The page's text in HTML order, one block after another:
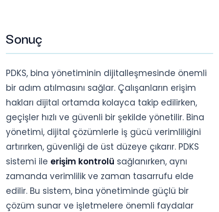
Sonuç
PDKS, bina yönetiminin dijitalleşmesinde önemli
bir adım atılmasını sağlar. Çalışanların erişim
hakları dijital ortamda kolayca takip edilirken,
geçişler hızlı ve güvenli bir şekilde yönetilir. Bina
yönetimi, dijital çözümlerle iş gücü verimliliğini
artırırken, güvenliği de üst düzeye çıkarır. PDKS
sistemi ile erişim kontrolü sağlanırken, aynı
zamanda verimlilik ve zaman tasarrufu elde
edilir. Bu sistem, bina yönetiminde güçlü bir
çözüm sunar ve işletmelere önemli faydalar